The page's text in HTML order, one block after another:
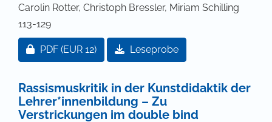
Carolin Rotter, Christoph Bressler, Miriam Schilling
113-129
Zugang für Abonnent/innen oder durch Zahlung
PDF (EUR 12) Leseprobe
Rassismuskritik in der Kunstdidaktik der
Lehrer*innenbildung – Zu
Verstrickungen im double bind